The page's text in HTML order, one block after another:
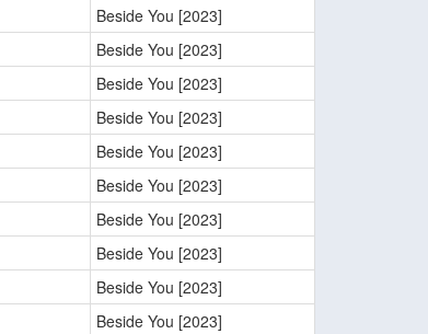
Beside You [2023]
Beside You [2023]
Beside You [2023]
Beside You [2023]
Beside You [2023]
Beside You [2023]
Beside You [2023]
Beside You [2023]
Beside You [2023]
Beside You [2023]